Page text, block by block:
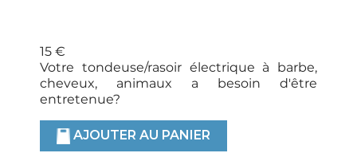
15 €
Votre tondeuse/rasoir électrique à barbe,
cheveux, animaux a besoin d'être
entretenue?
AJOUTER AU PANIER